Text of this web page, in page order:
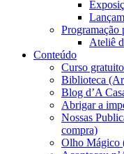
Programação
Ateliê
Conteúdo
Curso
Biblioteca
Blog d’A
Abrigar a
Nossas
compra)
Olho Mágico